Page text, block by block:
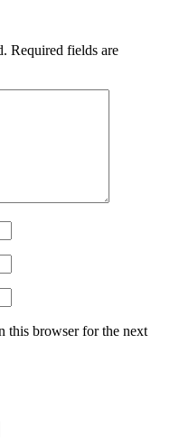
Required fields are
this browser for the next